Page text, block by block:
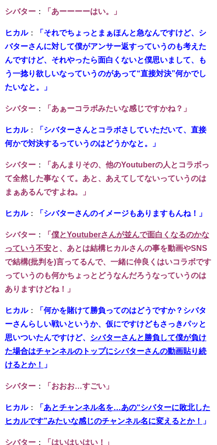
シバター ： 「あーーーーはい。」
ヒカル：
「それでちょっとまぁほんと急なんですけど、シ
バターさんに対して僕がアンサー返すっていうのも考えた
んですけど、それやったら面白くないと僕思いまして、も
う一捻り欲しいなっていうのがあって“直接対決”何かでし
たいなと。」
シバター ： 「あぁーコラボみたいな感じですかね？」
ヒカル：
「シバターさんとコラボさしていただいて、直接
何かで対決するっていうのはどうかなと。」
シバター ：
「あんまりその、他のYoutuberの人とコラボっ
て全然した事なくて。あと、あえてしてないっていうのは
まぁあるんですよね。」
ヒカル： 「シバターさんのイメージもありますもんね！」
シバター ： 「 僕とYoutuberさんが並んで面白くなるのかな
っていう不安と、あとは結構ヒカルさんの事を動画やSNS
で結構(批判を)言ってるんで、一緒に仲良くはいコラボです
っていうのも何かちょっとどうなんだろうなっていうのは
ありますけどね！」
ヒカル：
「何かを賭けて勝負ってのはどうですか？シバタ
ーさんらしい戦いというか、仮にですけどもさっきパッと
思いついたんですけど、 シバターさんと勝負して僕が負け
た場合はチャンネルのトップにシバターさんの動画貼り続
けるとか！
」
シバター ： 「おおお…すごい」
ヒカル： 「 あとチャンネル名を…あの“シバターに敗北した
ヒカルです”みたいな感じのチャンネル名に変えるとか！
」
シバター ： 「はいはいはい！」